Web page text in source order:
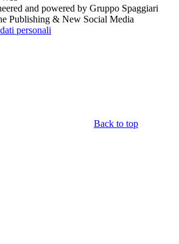
and powered by Gruppo Spaggiari
Publishing & New Social Media
personali
Back to top